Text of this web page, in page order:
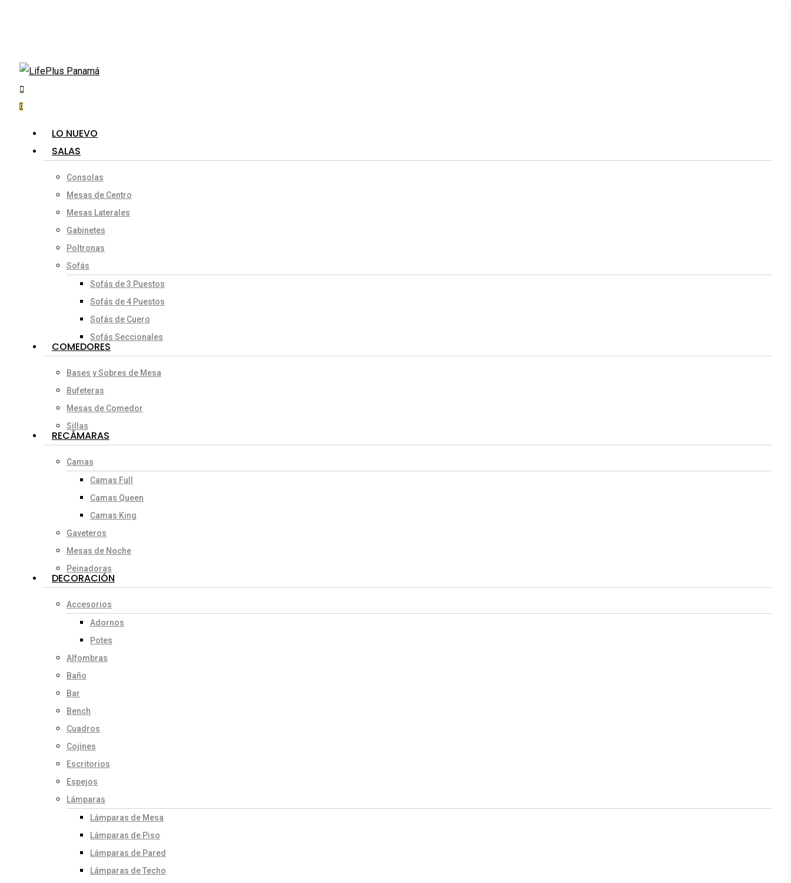
content
search
account
0
LO NUEVO
SALAS
Consolas
Mesas de Centro
Mesas Laterales
Gabinetes
Poltronas
Sofás
Sofás de 3 Puestos
Sofás de 4 Puestos
Sofás de Cuero
Sofás Seccionales
COMEDORES
Bases y Sobres de Mesa
Bufeteras
Mesas de Comedor
Sillas
RECÁMARAS
Camas
Camas Full
Camas Queen
Camas King
Gaveteros
Mesas de Noche
Peinadoras
DECORACIÓN
Accesorios
Adornos
Potes
Alfombras
Baño
Bar
Bench
Cuadros
Cojines
Escritorios
Espejos
Lámparas
Lámparas de Mesa
Lámparas de Piso
Lámparas de Pared
Lámparas de Techo